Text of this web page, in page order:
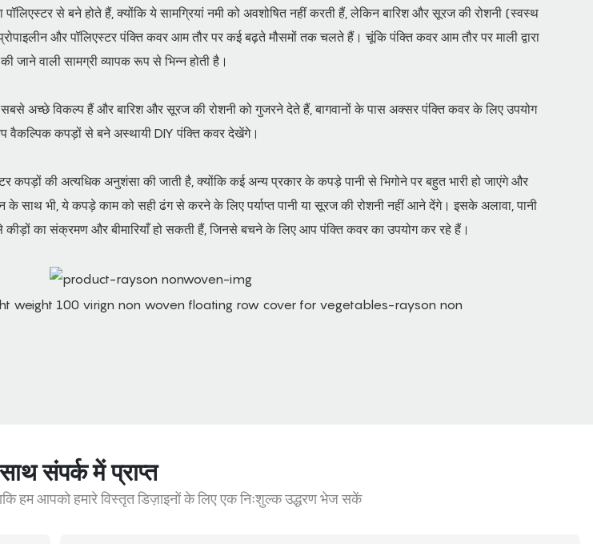
से बने होते हैं, क्योंकि ये सामग्रियां नमी को अवशोषित नहीं करती हैं, लेकिन बारिश और सूरज की रोशनी (स्वस्थ
और पॉलिएस्टर पंक्ति कवर आम तौर पर कई बढ़ते मौसमों तक चलते हैं। चूंकि पंक्ति कवर आम तौर पर माली द्वारा
जाने वाली सामग्री व्यापक रूप से भिन्न होती है।
सबसे अच्छे विकल्प हैं और बारिश और सूरज की रोशनी को गुजरने देते हैं, बागवानों के पास अक्सर पंक्ति कवर के लिए उपयोग
वैकल्पिक कपड़ों से बने अस्थायी DIY पंक्ति कवर देखेंगे।
कपड़ों की अत्यधिक अनुशंसा की जाती है, क्योंकि कई अन्य प्रकार के कपड़े पानी से भिगोने पर बहुत भारी हो जाएंगे और
के साथ भी, ये कपड़े काम को सही ढंग से करने के लिए पर्याप्त पानी या सूरज की रोशनी नहीं आने देंगे। इसके अलावा, पानी
का संक्रमण और बीमारियाँ हो सकती हैं, जिनसे बचने के लिए आप पंक्ति कवर का उपयोग कर रहे हैं।
संपर्क में प्राप्त
हम आपको हमारे विस्तृत डिज़ाइनों के लिए एक निःशुल्क उद्धरण भेज सकें